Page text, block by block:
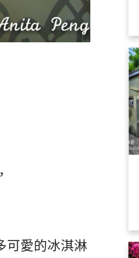
，
可愛的冰淇淋